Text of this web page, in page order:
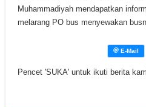
Muhammadiyah mendapatkan
melarang PO bus menyewakan
Pencet 'SUKA' untuk ikuti berita